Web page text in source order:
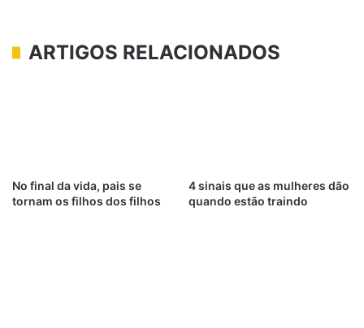
ARTIGOS RELACIONADOS
No final da vida, pais se
tornam os filhos dos filhos
4 sinais que as mulheres dão
quando estão traindo